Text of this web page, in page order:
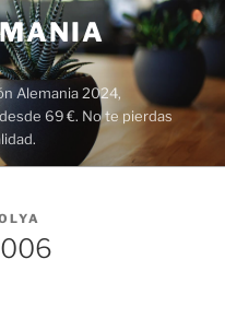
Alemania 2024,
69 €. No te pierdas